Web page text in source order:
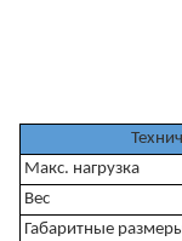
Макс. нагрузка
Вес
Габаритные